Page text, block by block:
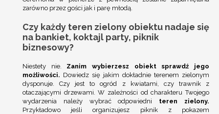
zarówno przez gości jak i parę młodą.
Czy każdy teren zielony obiektu nadaje się
na bankiet, koktajl party, piknik
biznesowy?
Niestety nie. Zanim wybierzesz obiekt sprawdź jego
możliwości. Dowiedz się jakim dokładnie terenem zielonym
dysponuje. Czy jest to ogród z kwiatami, czy trawnik z
otaczającymi drzewami. W zależności od charakteru Twojego
wydarzenia należy wybrać odpowiedni teren zielony.
Przykładowo jeśli organizujesz piknik z pokazem